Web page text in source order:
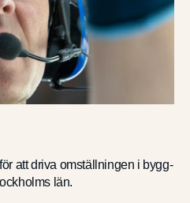
att driva omställningen i bygg-
län.